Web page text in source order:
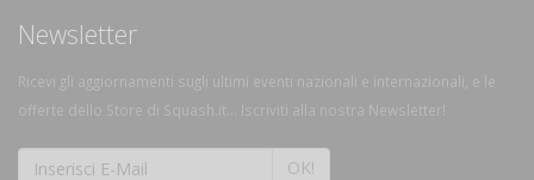
Newsletter
Ricevi gli aggiornamenti sugli ultimi eventi nazionali e internazionali, e le
offerte dello Store di Squash.it... Iscriviti alla nostra Newsletter!
OK!